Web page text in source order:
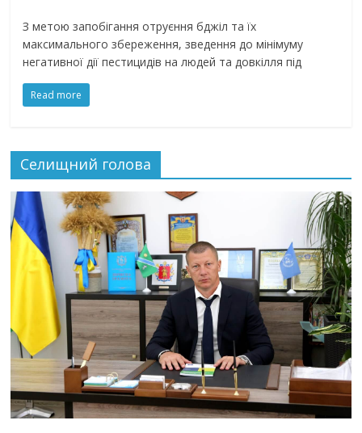
З метою запобігання отруєння бджіл та їх
максимального збереження, зведення до мінімуму
негативної дії пестицидів на людей та довкілля під
Read more
Селищний голова